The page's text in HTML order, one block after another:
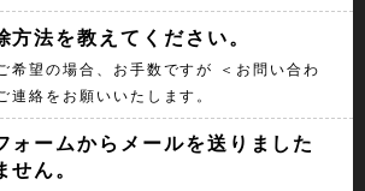
方法を教えてください。
希望の場合、お手数ですが ＜お問い合わ
連絡をお願いいたします。
ォームからメールを送りました
せん。